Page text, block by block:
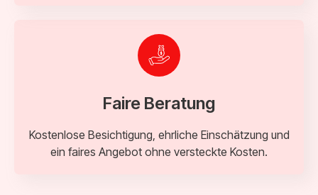
Faire Beratung
Kostenlose Besichtigung, ehrliche Einschätzung und
ein faires Angebot ohne versteckte Kosten.